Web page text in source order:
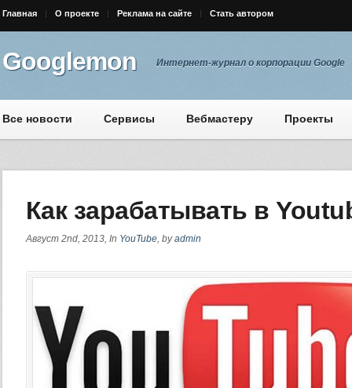
Главная О проекте Реклама на сайте Стать автором
Googlemon Интернет-журнал о корпорации Google
Все новости Сервисы Вебмастеру Проекты
Как зарабатывать в
Август 2nd, 2013, In YouTube, byadmin